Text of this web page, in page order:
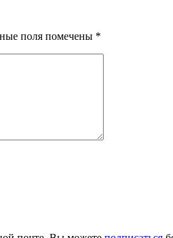
поля помечены *